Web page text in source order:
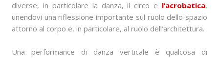
diverse, in particolare la danza, il circo e l’acrobatica,
unendovi una riflessione importante sul ruolo dello spazio
attorno al corpo e, in particolare, al ruolo dell’architettura.
Una performance di danza verticale è qualcosa di